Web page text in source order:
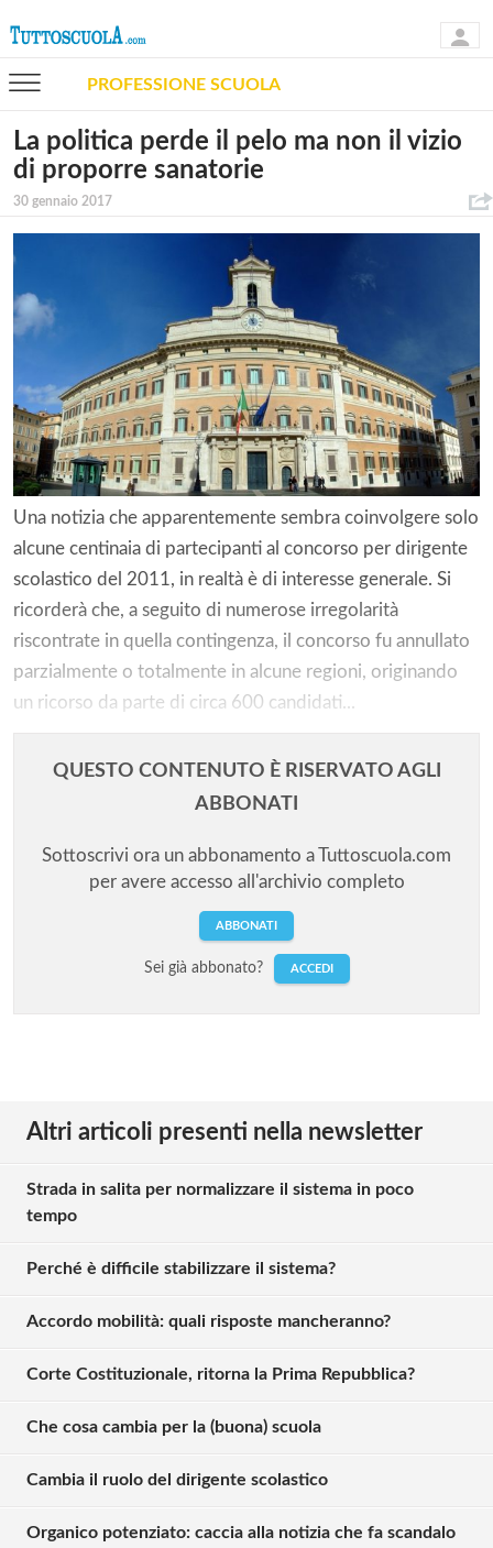
PROFESSIONE SCUOLA
La politica perde il pelo ma non il vizio
di proporre sanatorie
30 gennaio 2017
Una notizia che apparentemente sembra coinvolgere solo
alcune centinaia di partecipanti al concorso per dirigente
scolastico del 2011, in realtà è di interesse generale. Si
ricorderà che, a seguito di numerose irregolarità
riscontrate in quella contingenza, il concorso fu annullato
parzialmente o totalmente in alcune regioni, originando
un ricorso da parte di circa 600 candidati...
QUESTO CONTENUTO È RISERVATO AGLI
ABBONATI
Sottoscrivi ora un abbonamento a Tuttoscuola.com
per avere accesso all'archivio completo
ABBONATI
Sei già abbonato? ACCEDI
Altri articoli presenti nella newsletter
Strada in salita per normalizzare il sistema in poco
tempo
Perché è difficile stabilizzare il sistema?
Accordo mobilità: quali risposte mancheranno?
Corte Costituzionale, ritorna la Prima Repubblica?
Che cosa cambia per la (buona) scuola
Cambia il ruolo del dirigente scolastico
Organico potenziato: caccia alla notizia che fa scandalo